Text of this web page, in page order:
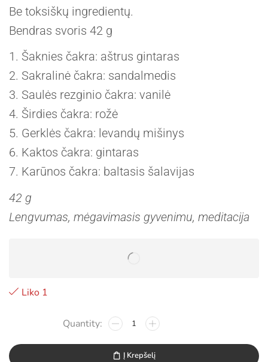
Be toksiškų ingredientų.
Bendras svoris 42 g
1. Šaknies čakra: aštrus gintaras
2. Sakralinė čakra: sandalmedis
3. Saulės rezginio čakra: vanilė
4. Širdies čakra: rožė
5. Gerklės čakra: levandų mišinys
6. Kaktos čakra: gintaras
7. Karūnos čakra: baltasis šalavijas
42 g
Lengvumas, mėgavimasis gyvenimu, meditacija
Liko 1
Į Krepšelį